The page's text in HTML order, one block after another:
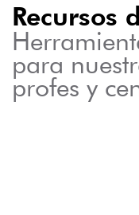
Recursos
para
profes y